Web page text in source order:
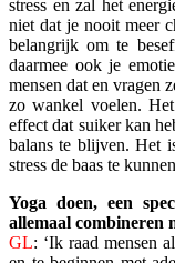
stress en zal het
niet dat je nooit meer
belang­rijk om te
daarmee ook je
mensen dat en vragen
zo wankel voelen.
effect dat suiker kan
balans te blijven. Het
stress de baas te
Yoga doen, een
allemaal combineren
GL: ‘Ik raad mensen